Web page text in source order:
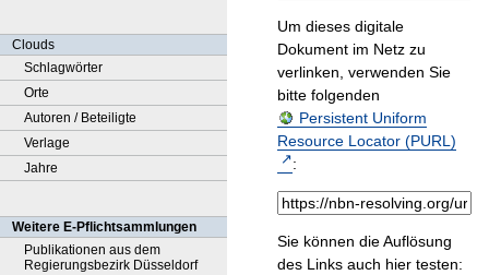
Clouds
Schlagwörter
Orte
Autoren / Beteiligte
Verlage
Jahre
Weitere E-Pflichtsammlungen
Publikationen aus dem
Regierungsbezirk Düsseldorf
Um dieses digitale
Dokument im Netz zu
verlinken, verwenden Sie
bitte folgenden
Persistent Uniform
Resource Locator (PURL)
:
Sie können die Auflösung
des Links auch hier testen: